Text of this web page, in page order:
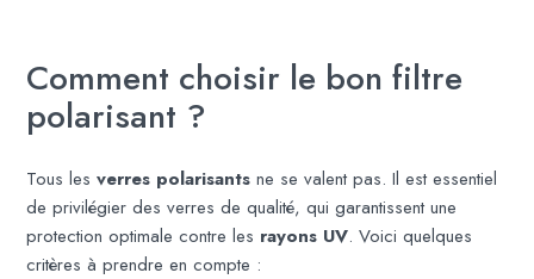
Comment choisir le bon filtre
polarisant ?
Tous lesverres polarisants ne se valent pas. Il est essentiel
de privilégier des verres de qualité, qui garantissent une
protection optimale contre les rayons UV. Voici quelques
critères à prendre en compte :